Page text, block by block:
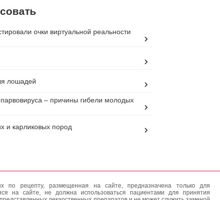
очки виртуальной реальности
лошадей
– причины гибели молодых
и карликовых пород
по рецепту, размещенная на сайте, предназначена только для
на сайте, не должна использоваться пациентами для принятия